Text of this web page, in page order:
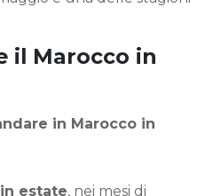
il Marocco in
in Marocco in
estate, nei mesi di